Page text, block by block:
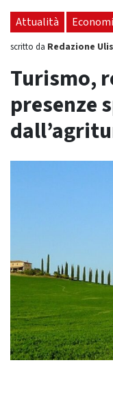
seduta
Attualità
scritto da Redazione
Turismo,
presenze